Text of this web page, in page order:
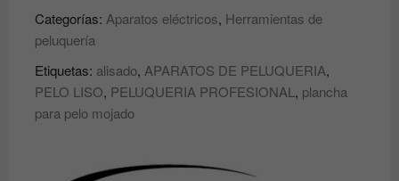
PARA
PELO
SECO
O
MOJADO
GIUBRA
Categorías: Aparatos eléctricos, Herramientas de
peluquería
Etiquetas: alisado, APARATOS DE PELUQUERIA,
PELO LISO, PELUQUERIA PROFESIONAL , plancha
para pelo mojado